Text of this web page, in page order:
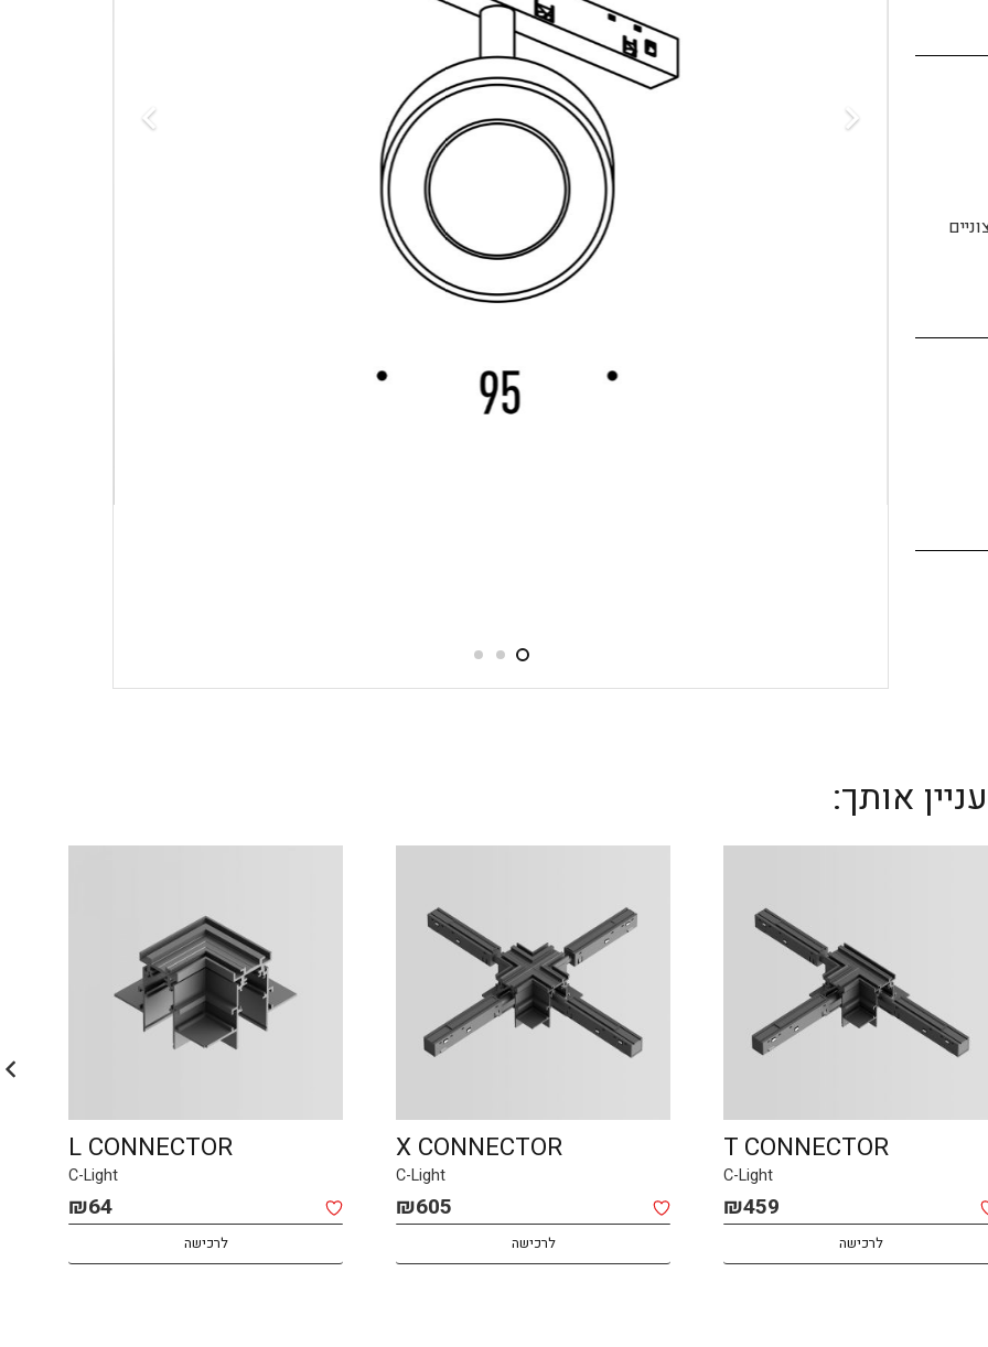
אותך:
T CONNECTOR
C-Light
₪459
לרכישה
X CONNECTOR
C-Light
₪605
לרכישה
L CONNECTOR
C-Light
₪64
לרכישה